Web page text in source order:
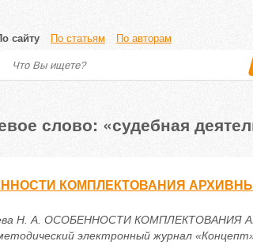
сайту По статьям По авторам
слово: «судебная
КОМПЛЕКТОВАНИЯ
Н. А. ОСОБЕННОСТИ КОМПЛЕКТОВАНИЯ
электронный журнал